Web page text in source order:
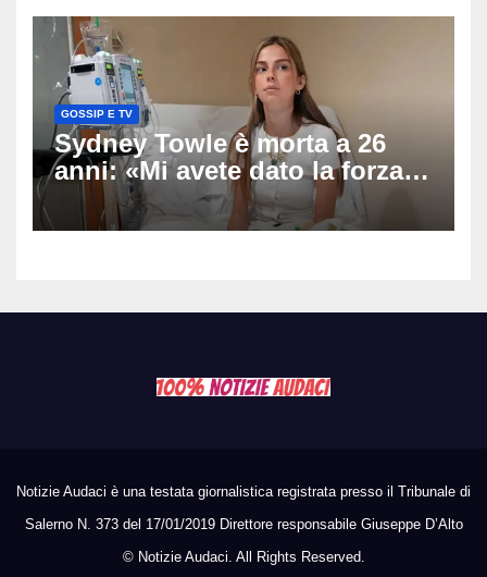
investigatori
GOSSIP E TV
Sydney Towle è morta a 26
anni: «Mi avete dato la forza
di andare avanti», l’ultimo
messaggio dell’influencer
Notizie Audaci è una testata giornalistica registrata presso il Tribunale di
Salerno N. 373 del 17/01/2019 Direttore responsabile Giuseppe D’Alto
© Notizie Audaci. All Rights Reserved.